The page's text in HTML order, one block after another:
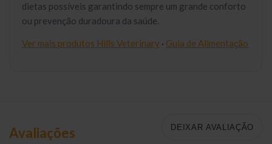
dietas possíveis garantindo sempre um grande conforto
ou prevenção duradoura da saúde.
Ver mais produtos Hills Veterinary · Guia de Alimentação
Avaliações DEIXAR AVALIAÇÃO